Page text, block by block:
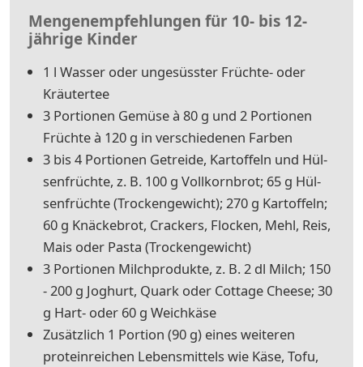
Mengenempfehlungen für 10- bis 12-
jährige Kinder
1 l Was­ser oder un­ge­süss­ter Früch­te- oder
Kräu­ter­tee
3 Por­tio­nen Ge­mü­se à 80 g und 2 Por­tio­nen
Früch­te à 120 g in verschiedenen Farben
3 bis 4 Por­tio­nen Ge­trei­de, Kar­tof­feln und Hül­
sen­früch­te, z. B. 100 g Voll­korn­brot; 65 g Hül­
sen­früch­te (Tro­cken­ge­wicht); 270 g Kar­tof­feln;
60 g Knä­cke­brot, Cra­ckers, Flo­cken, Mehl, Reis,
Mais oder Pas­ta (Trockengewicht)
3 Por­tio­nen Milch­pro­duk­te, z. B. 2 dl Milch; 150
- 200 g Jo­ghurt, Quark oder Cot­ta­ge Chee­se; 30
g Hart- oder 60 g Weich­kä­se
Zu­sätz­lich 1 Por­ti­on (90 g) eines weiteren
proteinreichen Lebensmittels wie Käse, Tofu,